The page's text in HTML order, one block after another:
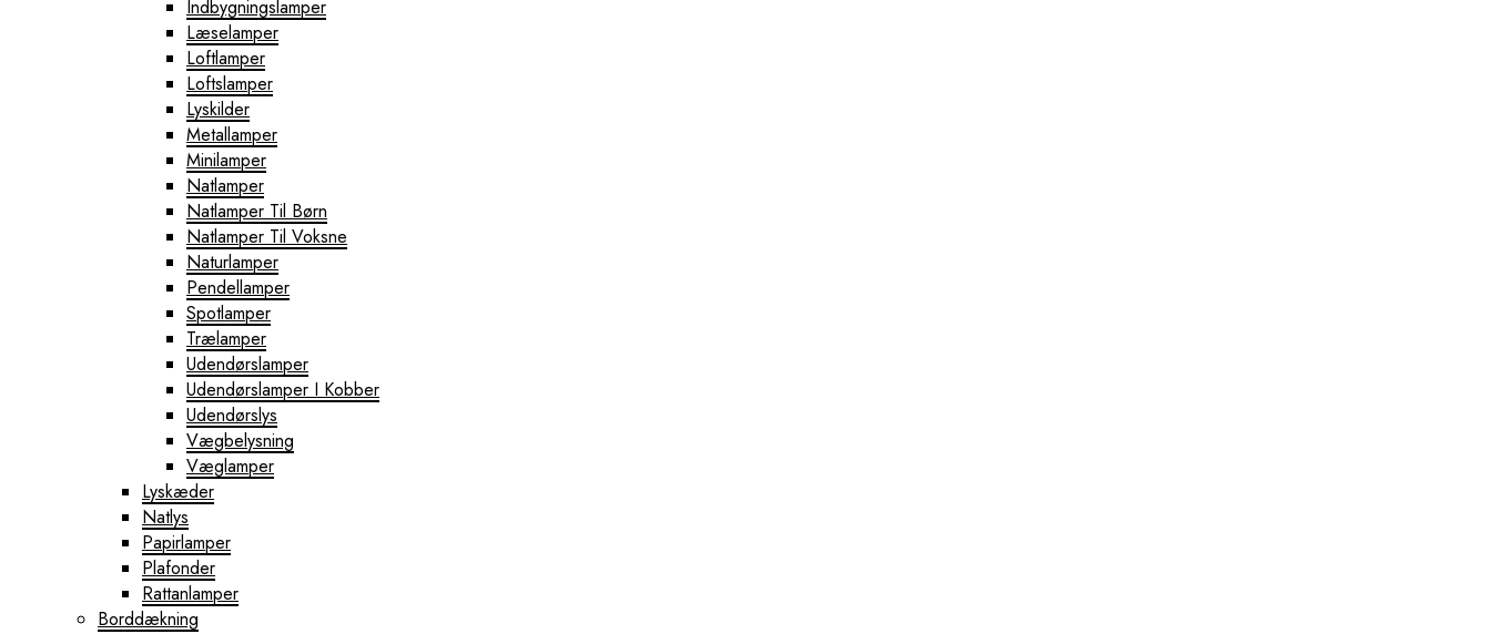
Indbygningslamper
Læselamper
Loftlamper
Loftslamper
Lyskilder
Metallamper
Minilamper
Natlamper
Natlamper Til Børn
Natlamper Til Voksne
Naturlamper
Pendellamper
Spotlamper
Trælamper
Udendørslamper
Udendørslamper I Kobber
Udendørslys
Vægbelysning
Væglamper
Lyskæder
Natlys
Papirlamper
Plafonder
Rattanlamper
Borddækning